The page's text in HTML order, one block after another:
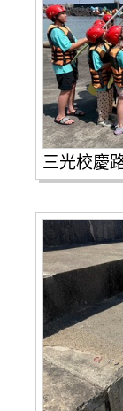
三光校慶